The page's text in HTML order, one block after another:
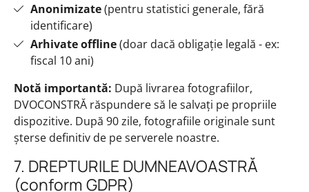
Anonimizate(pentru statistici generale, fără
identificare)
Arhivate offline(doar dacă obligație legală - ex:
fiscal 10 ani)
Notă importantă: După livrarea fotografiilor,
DVOCONSTRĂ răspundere să le salvați pe propriile
dispozitive. După 90 zile, fotografiile originale sunt
șterse definitiv de pe serverele noastre.
7. DREPTURILE DUMNEAVOASTRĂ
(conform GDPR)